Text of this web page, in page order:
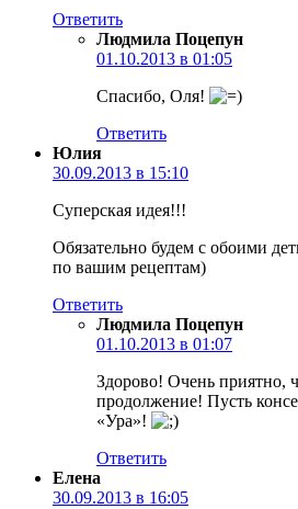
Ответить
Людмила Поцепун
01.10.2013 в 01:05
Спасибо, Оля!
Ответить
Юлия
30.09.2013 в 15:10
Суперская идея!!!
Обязательно будем с обоими
по вашим рецептам)
Ответить
Людмила Поцепун
01.10.2013 в 01:07
Здорово! Очень приятно,
продолжение! Пусть
«Ура»!
Ответить
Елена
30.09.2013 в 16:05